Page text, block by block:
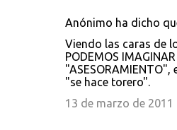
Anónimo ha dicho
Viendo las caras de
PODEMOS IMAGINAR
"se hace torero".
13 de marzo de 2011